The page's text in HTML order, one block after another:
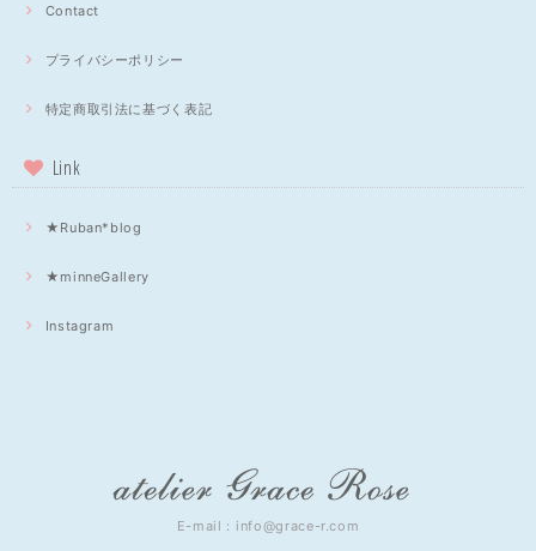
Contact
プライバシーポリシー
特定商取引法に基づく表記
Link
★Ruban*blog
★minneGallery
Instagram
E-mail： info@grace-r.com